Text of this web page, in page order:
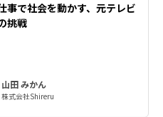
事で社会を動かす、元テレビ
挑戦
山田 みかん
株式会社Shireru